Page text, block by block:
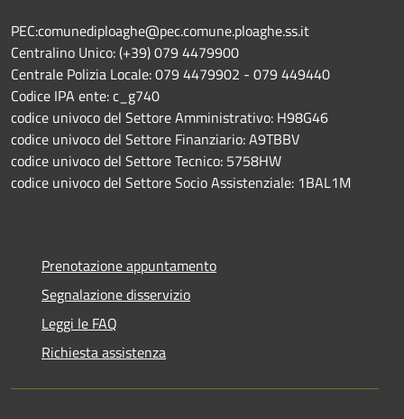
PEC:comunediploaghe@pec.comune.ploaghe.ss.it
Centralino Unico: (+39) 079 4479900
Centrale Polizia Locale: 079 4479902 - 079 449440
Codice IPA ente: c_g740
codice univoco del Settore Amministrativo: H98G46
codice univoco del Settore Finanziario: A9TBBV
codice univoco del Settore Tecnico: 5758HW
codice univoco del Settore Socio Assistenziale: 1BAL1M
Prenotazione appuntamento
Segnalazione disservizio
Leggi le FAQ
Richiesta assistenza